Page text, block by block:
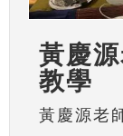
黃慶
教學
黃慶源老